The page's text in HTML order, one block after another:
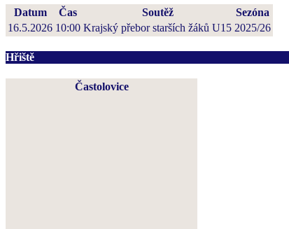
Datum Čas Soutěž
Sezóna
16.5.2026 10:00 Krajský přebor starších žáků U15 2025/26
Hřiště
Častolovice